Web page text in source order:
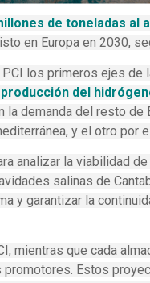
de toneladas al
en Europa en 2030,
los primeros ejes de
del
demanda del resto de
y el otro por
analizar la viabilidad
salinas de
y garantizar la
mientras que cada
Estos